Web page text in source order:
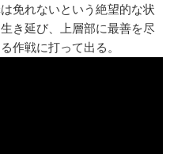
免れないという絶望的な状
き延び、上層部に最善を尽
作戦に打って出る。